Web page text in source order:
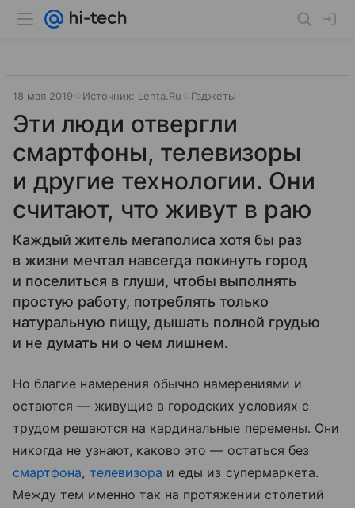
18 мая 2019 Источник: Lenta.Ru Гаджеты
Эти люди отвергли
смартфоны, телевизоры
и другие технологии. Они
считают, что живут в раю
Каждый житель мегаполиса хотя бы раз
в жизни мечтал навсегда покинуть город
и поселиться в глуши, чтобы выполнять
простую работу, потреблять только
натуральную пищу, дышать полной грудью
и не думать ни о чем лишнем.
Но благие намерения обычно намерениями и
остаются — живущие в городских условиях с
трудом решаются на кардинальные перемены. Они
никогда не узнают, каково это — остаться без
смартфона, телевизора и еды из супермаркета.
Между тем именно так на протяжении столетий